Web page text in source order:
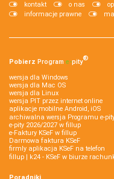
kontakt o nas
informacje prawne
Pobierz Program e‑pity®
wersja dla Windows
wersja dla Mac OS
wersja dla Linux
wersja PIT przez internet online
aplikacje mobilne Android, iOS
archiwalna wersja Programu e-
e-pity 2026/2027 w fillup
e‑Faktury KSeF w fillup
Darmowa faktura KSeF
firmly aplikacja KSeF na telefon
fillup | k24 - KSeF w biurze
Poradniki